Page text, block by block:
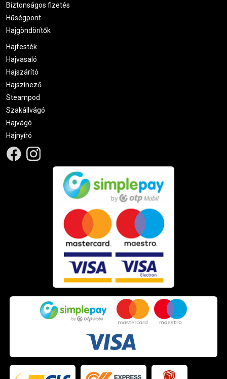
Biztonságos fizetés
Hűségpont
Hajgöndörítők
Hajfesték
Hajvasaló
Hajszárító
Hajszínező
Steampod
Szakállvágó
Hajvágó
Hajnyíró